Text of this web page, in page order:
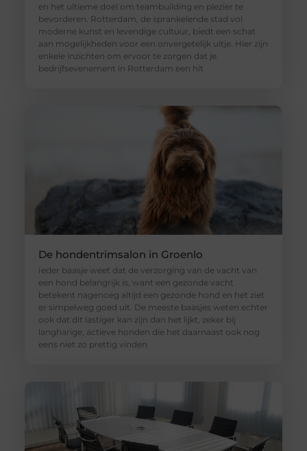
en het ultieme doel om teambuilding en plezier te
bevorderen. Rotterdam, de sprankelende stad vol
moderne kunst en levendige cultuur, biedt een schat
aan mogelijkheden voor een onvergetelijk uitje. Hier zijn
enkele inzichten om ervoor te zorgen dat je
bedrijfsevenement in Rotterdam een hit
De hondentrimsalon in Groenlo
Ieder baasje weet dat de verzorging van de vacht van
een hond belangrijk is, want een gezonde vacht
betekent nagenoeg altijd een gezonde hond en het ziet
er simpelweg goed uit. De meeste baasjes weten echter
ook dat dit lastiger kan zijn dan het lijkt, zeker bij
langharige, actieve honden die het daarnaast ook nog
eens niet zo prettig vinden